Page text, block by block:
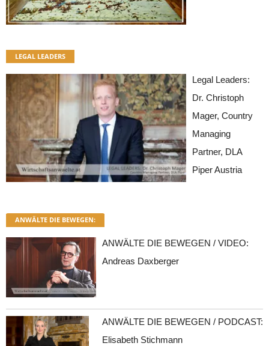
LEGAL LEADERS
Legal Leaders:
Dr. Christoph
Mager, Country
Managing
Partner, DLA
Piper Austria
ANWÄLTE DIE BEWEGEN:
ANWÄLTE DIE BEWEGEN / VIDEO:
Andreas Daxberger
ANWÄLTE DIE BEWEGEN / PODCAST:
Elisabeth Stichmann